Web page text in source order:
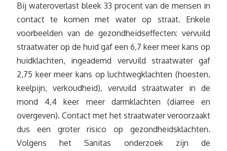
Bij wateroverlast bleek 33 procent van de mensen in
contact te komen met water op straat. Enkele
voorbeelden van de gezondheidseffecten: vervuild
straatwater op de huid gaf een 6,7 keer meer kans op
huidklachten, ingeademd vervuild straatwater gaf
2,75 keer meer kans op luchtwegklachten (hoesten,
keelpijn, verkoudheid), vervuild straatwater in de
mond 4,4 keer meer darmklachten (diarree en
overgeven). Contact met het straatwater veroorzaakt
dus een groter risico op gezondheidsklachten.
Volgens het Sanitas onderzoek zijn de